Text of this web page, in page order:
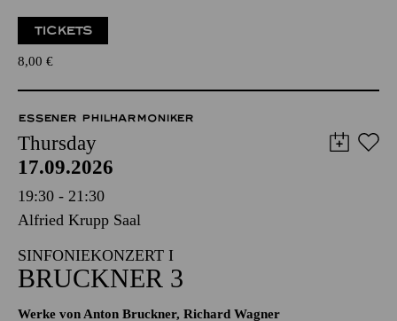
TICKETS
8,00 €
ESSENER PHILHARMONIKER
Thursday
17.09.2026
19:30 - 21:30
Alfried Krupp Saal
SINFONIEKONZERT I
BRUCKNER 3
Werke von Anton Bruckner, Richard Wagner